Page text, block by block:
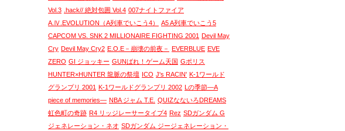
Vol.3 .hack// 絶対包囲 Vol.4 007ナイトファイア
A.Ⅳ.EVOLUTION（A列車でいこう4）
A5 A列車でいこう5
CAPCOM VS. SNK 2 MILLIONAIRE FIGHTING 2001 Devil May
Cry Devil May Cry2 E.O.E－崩壊の前夜－ EVERBLUE EVE
ZERO GI ジョッキー GUNばれ！ゲーム天国 Gポリス
HUNTER×HUNTER 龍脈の祭壇 ICO J's RACIN' K-1ワールド
グランプリ 2001 K-1ワールドグランプリ 2002 Lの季節―A
piece of memories― NBA ジャム T.E. QUIZなないろDREAMS
虹色町の奇跡 R4 リッジレーサータイプ4 Rez SDガンダム G
ジェネレーション・ネオ SDガンダム ジージェネレーション・